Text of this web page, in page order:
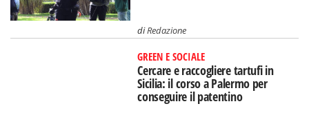
diRedazione
GREEN E SOCIALE
Cercare e raccogliere tartufi in
Sicilia: il corso a Palermo per
conseguire il patentino